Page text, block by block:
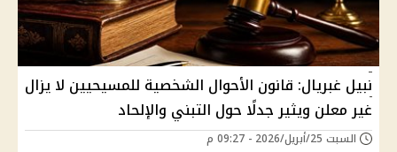
نبيل غبريال: قانون الأحوال الشخصية للمسيحيين لا يزال
غير معلن ويثير جدلًا حول التبني والإلحاد
السبت 25/أبريل/2026 - 09:27 م